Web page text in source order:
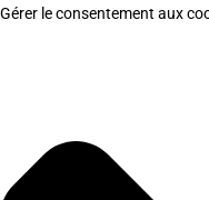
Gérer le consentement aux